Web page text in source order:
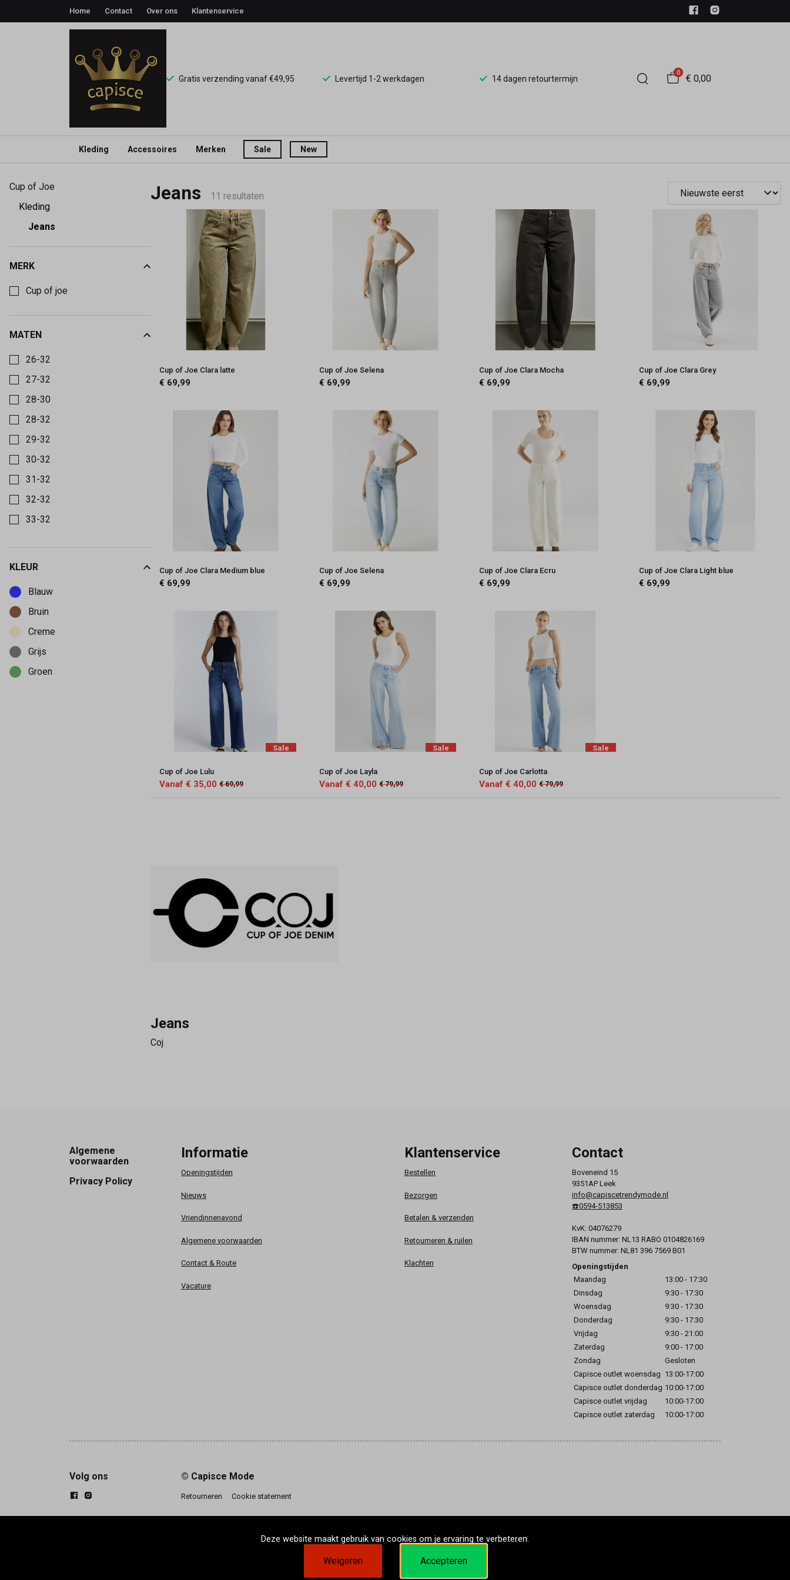
Home Contact Over ons Klantenservice
Gratis verzending vanaf €49,95 Levertijd 1-2 werkdagen 14 dagen retourtermijn
0
€ 0,00
Kleding Accessoires Merken Sale New
Cup
of
Joe
-
Capisce
Mode
Cup of Joe
Kleding
Jeans
MERK
Cup of joe
MATEN
26-32
27-32
28-30
28-32
29-32
30-32
31-32
32-32
33-32
KLEUR
Blauw
Bruin
Creme
Grijs
Groen
Jeans 11 resultaten
Cup of Joe Clara latte
€ 69,99
Cup of Joe Selena
€ 69,99
Cup of Joe Clara Mocha
€ 69,99
Cup of Joe Clara Grey
€ 69,99
Cup of Joe Clara Medium blue
€ 69,99
Cup of Joe Selena
€ 69,99
Cup of Joe Clara Ecru
€ 69,99
Cup of Joe Clara Light blue
€ 69,99
Sale
Cup of Joe Lulu
Vanaf € 35,00 € 69,99
Sale
Cup of Joe Layla
Vanaf € 40,00 € 79,99
Sale
Cup of Joe Carlotta
Vanaf € 40,00 € 79,99
Jeans
Coj
Footer
Algemene
voorwaarden
Privacy Policy
Informatie
Openingstijden
Nieuws
Vriendinnenavond
Algemene voorwaarden
Contact & Route
Vacature
Klantenservice
Bestellen
Bezorgen
Betalen & verzenden
Retourneren & ruilen
Klachten
Contact
Boveneind 15
9351AP Leek
info@capiscetrendymode.nl
☎️0594-513853
KvK: 04076279
IBAN nummer: NL13 RABO 0104826169
BTW nummer: NL81 396 7569 B01
Openingstijden
Maandag
13:00 - 17:30
Dinsdag
9:30 - 17:30
Woensdag
9:30 - 17:30
Donderdag
9:30 - 17:30
Vrijdag
9:30 - 21:00
Zaterdag
9:00 - 17:00
Zondag
Gesloten
Capisce outlet woensdag 13:00-17:00
Capisce outlet donderdag 10:00-17:00
Capisce outlet vrijdag
10:00-17:00
Capisce outlet zaterdag
10:00-17:00
Volg ons © Capisce Mode
Retourneren Cookie statement
Deze website maakt gebruik van cookies om je ervaring te verbeteren.
Weigeren Accepteren